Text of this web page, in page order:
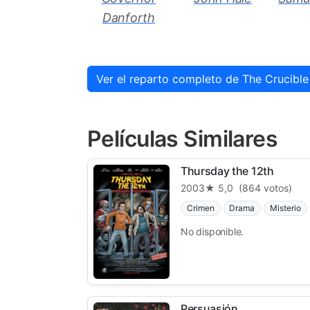
Danforth
Ver el reparto completo de The Crucible
Películas Similares
Thursday the 12th
2003★ 5,0 (864 votos)
Crimen Drama Misterio
No disponible.